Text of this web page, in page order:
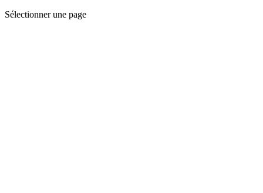
Sélectionner une page